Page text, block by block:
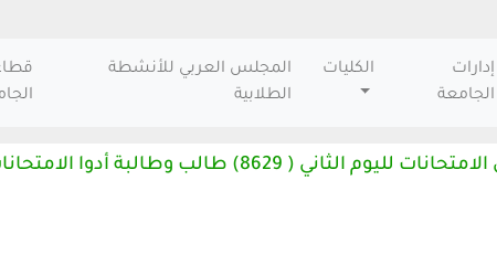
إدارات
الجامعة
الكليات
المجلس العربي للأنشطة
الطلابية
رئيس جامعة جنوب الوادي يواصل تفقد لجان الامتحانات لليوم الثاني ( 8629) طالب